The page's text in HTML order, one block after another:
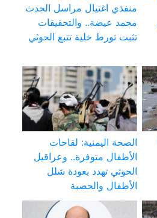
منفذي اغتيال مراسل الحدث
محمد عيضة.. والتحقيقات
تثبت تورط خلية تتبع الحوثي
الصحة اليمنية: لقاحات
الأطفال متوفرة.. وعراقيل
الحوثي تهدد بعودة شلل
الأطفال والحصبة